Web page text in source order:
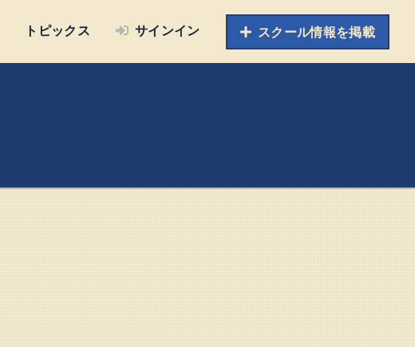
トピックス サインイン スクール情報を掲載